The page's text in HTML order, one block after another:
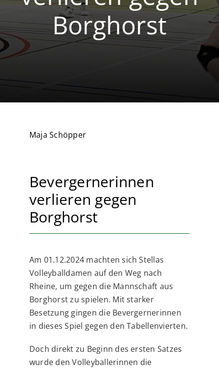
Breitensport
Borghorst
Maja Schöpper
Bevergernerinnen
verlieren gegen
Borghorst
Am 01.12.2024 machten sich Stellas
Volleyballdamen auf den Weg nach
Rheine, um gegen die Mannschaft aus
Borghorst zu spielen. Mit starker
Besetzung gingen die Bevergernerinnen
in dieses Spiel gegen den Tabellenvierten.
Doch direkt zu Beginn des ersten Satzes
wurde den Volleyballerinnen die